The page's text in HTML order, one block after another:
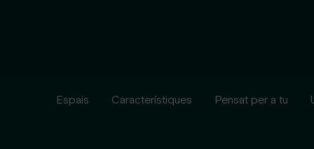
Espais Característiques Pensat per a tu